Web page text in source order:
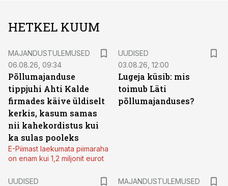
HETKEL KUUM
MAJANDUSTULEMUSED
06.08.26, 09:34
Põllumajanduse
tippjuhi Ahti Kalde
firmades käive üldiselt
kerkis, kasum samas
nii kahekordistus kui
ka sulas pooleks
E-Piimast laekumata piimaraha
on enam kui 1,2 miljonit eurot
UUDISED
03.08.26, 12:00
Lugeja küsib: mis
toimub Läti
põllumajanduses?
UUDISED
MAJANDUSTULEMUSED